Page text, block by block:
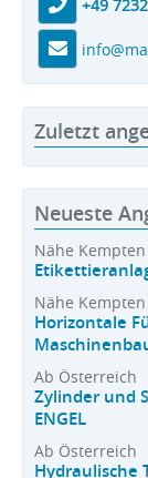
+49
Zuletzt
Neueste
Nähe Kempten
Nähe Kempten
Horizontale
Ab Österreich
Zylinder und
ENGEL
Ab Österreich
Hydraulische